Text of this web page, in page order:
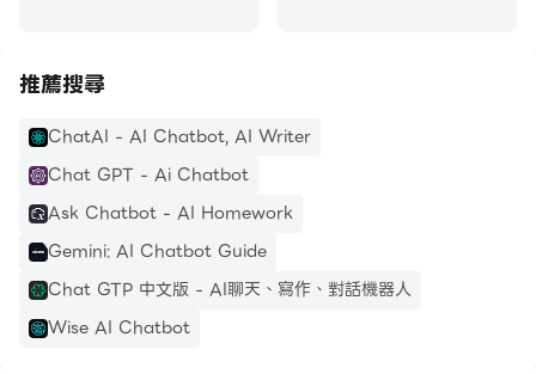
推薦搜尋
ChatAI - AI Chatbot, AI Writer
Chat GPT - Ai Chatbot
Ask Chatbot - AI Homework
Gemini: AI Chatbot Guide
Chat GTP 中文版 - AI聊天、寫作、對話機器人
Wise AI Chatbot